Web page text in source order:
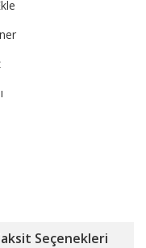
Seçenekleri